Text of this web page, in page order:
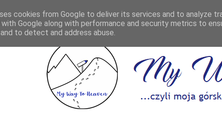
cookies from Google to deliver its services and to analyze
with Google along with performance and security metrics to
to detect and address abuse.